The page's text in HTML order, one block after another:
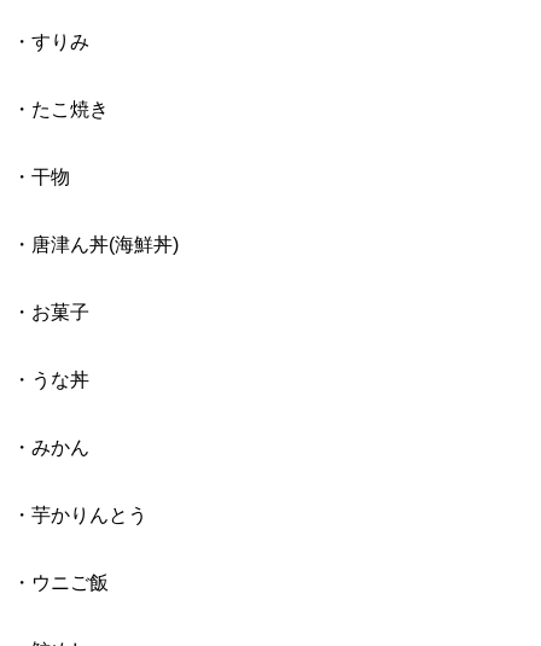
・すりみ
・たこ焼き
・干物
・唐津ん丼(海鮮丼)
・お菓子
・うな丼
・みかん
・芋かりんとう
・ウニご飯